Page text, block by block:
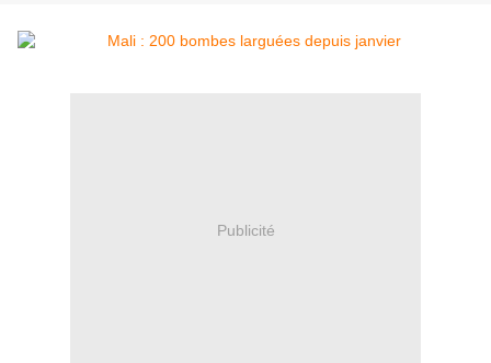
Publicité